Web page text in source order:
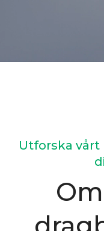
Utforska vårt